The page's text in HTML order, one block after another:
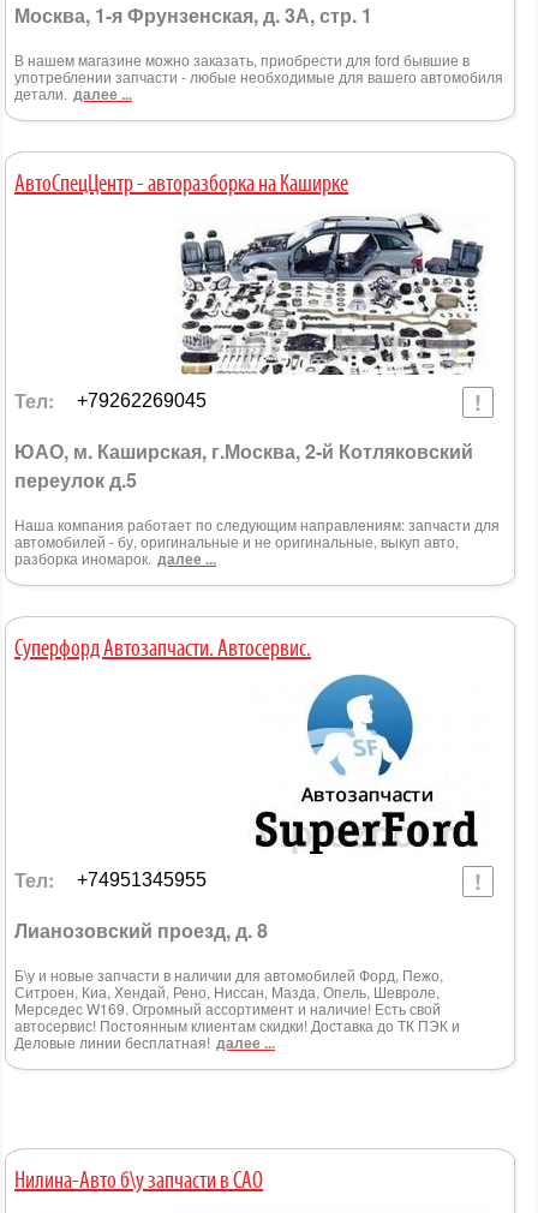
Москва, 1-я Фрунзенская, д. 3А, стр. 1
В нашем магазине можно заказать, приобрести для ford бывшие в
употреблении запчасти - любые необходимые для вашего автомобиля
детали. далее ...
AвтоСпецЦентр - авторазборка на Каширке
Тел: +79262269045
ЮАО, м. Каширская, г.Москва, 2-й Котляковский
переулок д.5
Наша компания работает по следующим направлениям: запчасти для
автомобилей - бу, оригинальные и не оригинальные, выкуп авто,
разборка иномарок. далее ...
Суперфорд Автозапчасти. Автосервис.
Тел: +74951345955
Лианозовский проезд, д. 8
Б\у и новые запчасти в наличии для автомобилей Форд, Пежо,
Ситроен, Киа, Хендай, Рено, Ниссан, Мазда, Опель, Шевроле,
Мерседес W169. Огромный ассортимент и наличие! Есть свой
автосервис! Постоянным клиентам скидки! Доставка до ТК ПЭК и
Деловые линии бесплатная! далее ...
Нилина-Авто б\у запчасти в САО